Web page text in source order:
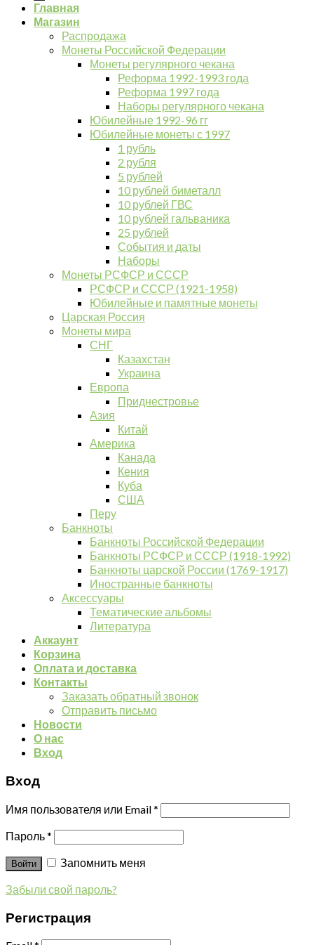
Главная
Магазин
Распродажа
Монеты Российской Федерации
Монеты регулярного чекана
Реформа 1992-1993 года
Реформа 1997 года
Наборы регулярного чекана
Юбилейные 1992-96 гг
Юбилейные монеты с 1997
1 рубль
2 рубля
5 рублей
10 рублей биметалл
10 рублей ГВС
10 рублей гальваника
25 рублей
События и даты
Наборы
Монеты РСФСР и СССР
РСФСР и СССР (1921-1958)
Юбилейные и памятные монеты
Царская Россия
Монеты мира
СНГ
Казахстан
Украина
Европа
Приднестровье
Азия
Китай
Америка
Канада
Кения
Куба
США
Перу
Банкноты
Банкноты Российской Федерации
Банкноты РСФСР и СССР (1918-1992)
Банкноты царской России (1769-1917)
Иностранные банкноты
Аксессуары
Тематические альбомы
Литература
Аккаунт
Корзина
Оплата и доставка
Контакты
Заказать обратный звонок
Отправить письмо
Новости
О нас
Вход
Вход
Имя пользователя или Email*
Пароль*
Войти
Запомнить меня
Забыли свой пароль?
Регистрация